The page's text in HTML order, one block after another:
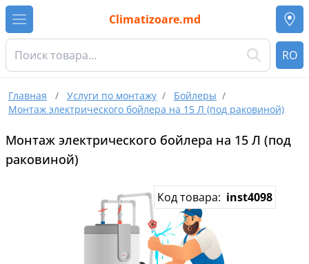
Climatizoare.md
RO
Главная / Услуги по монтажу / Бойлеры /
Монтаж электрического бойлера на 15 Л (под раковиной)
Монтаж электрического бойлера на 15 Л (под
раковиной)
Код товара: inst4098